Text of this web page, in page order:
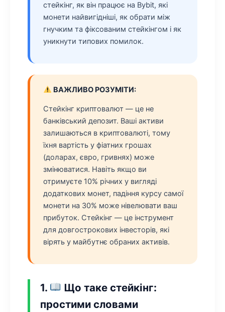
стейкінг, як він працює на Bybit, які
монети найвигідніші, як обрати між
гнучким та фіксованим стейкінгом і як
уникнути типових помилок.
ВАЖЛИВО РОЗУМІТИ:
Стейкінг криптовалют — це не
банківський депозит. Ваші активи
залишаються в криптовалюті, тому
їхня вартість у фіатних грошах
(доларах, євро, гривнях) може
змінюватися. Навіть якщо ви
отримуєте 10% річних у вигляді
додаткових монет, падіння курсу самої
монети на 30% може нівелювати ваш
прибуток. Стейкінг — це інструмент
для довгострокових інвесторів, які
вірять у майбутнє обраних активів.
1.
Що таке стейкінг:
простими словами